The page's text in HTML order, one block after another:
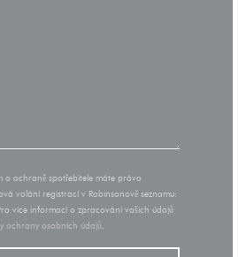
o ochraně spotřebitele máte právo
volání registrací v Robinsonově seznamu:
více informací o zpracování vašich údajů
ochrany osobních údajů.